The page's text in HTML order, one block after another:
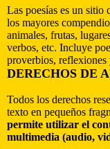
Las poesías es un sitio
los mayores
animales, frutas,
verbos, etc. Incluye
proverbios, reflexiones
DERECHOS DE
Todos los derechos
texto en pequeños
permite utilizar el
multimedia (audio,